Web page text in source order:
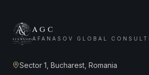
AGC
AFANASOV GLOBAL
Sector 1, Bucharest, Romania